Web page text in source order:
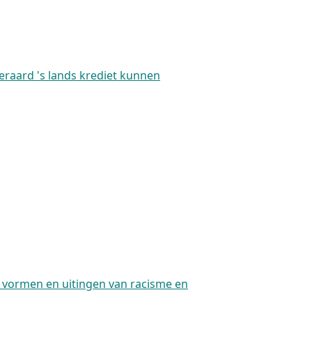
's lands krediet kunnen
en uitingen van racisme en